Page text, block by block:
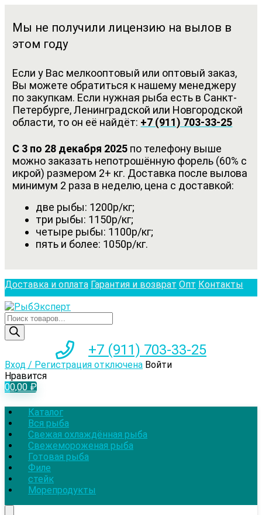
Мы не получили лицензию на вылов в
этом году
Если у Вас мелкооптовый или оптовый заказ,
Вы можете обратиться к нашему менеджеру
по закупкам. Если нужная рыба есть в Санкт-
Петербурге, Ленинградской или Новгородской
области, то он её найдёт: +7 (911) 703-33-25
С 3 по 28 декабря 2025 по телефону выше
можно заказать непотрошённую форель (60% с
икрой) размером 2+ кг. Доставка после вылова
минимум 2 раза в неделю, цена с доставкой:
две рыбы: 1200р/кг;
три рыбы: 1150р/кг;
четыре рыбы: 1100р/кг;
пять и более: 1050р/кг.
Доставка и оплата Гарантия и возврат Опт Контакты
Поиск
товаров
+7 (911) 703-33-25
Вход / Регистрация отключена Войти
Нравится
00,00 ₽
Каталог
Вся рыба
Свежая охлаждённая рыба
Свежемороженая рыба
Готовая рыба
Филе
стейк
Морепродукты